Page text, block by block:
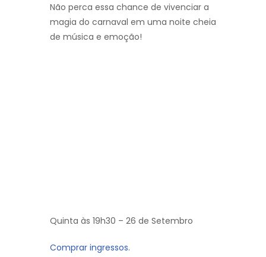
Não perca essa chance de vivenciar a
magia do carnaval em uma noite cheia
de música e emoção!
Quinta às 19h30 – 26 de Setembro
Comprar ingressos.